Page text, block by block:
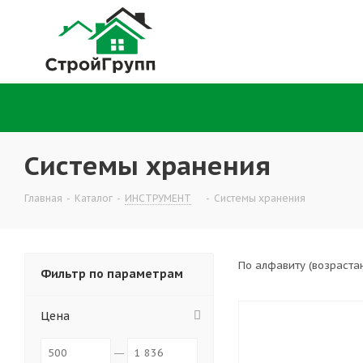
Системы хранения
Главная - Каталог - ИНСТРУМЕНТ - Системы хранения
По алфавиту
Фильтр по параметрам
Цена